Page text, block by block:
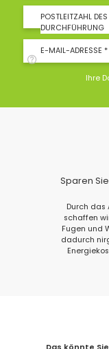
POSTLEITZAHL
DURCHFÜHRUNG
E-MAIL-ADRESSE *
Ihre
Sparen
Durch das
schaffen
Fugen und
dadurch